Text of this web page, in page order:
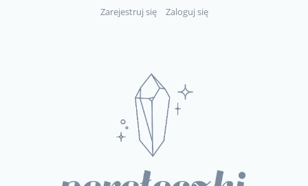
Zarejestruj się Zaloguj się